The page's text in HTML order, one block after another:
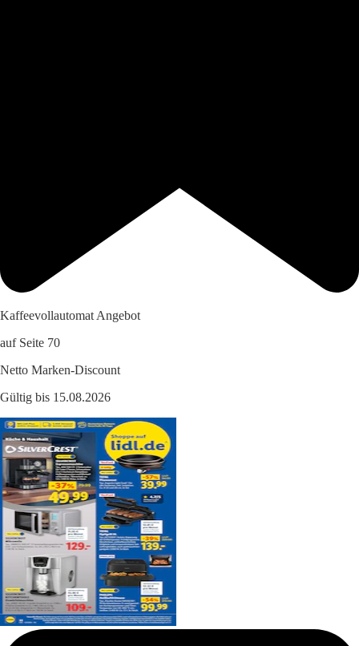
Kaffeevollautomat Angebot
auf Seite 70
Netto Marken-Discount
Gültig bis 15.08.2026